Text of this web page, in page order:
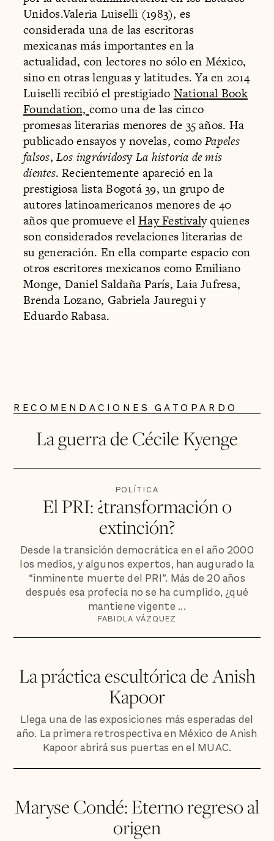
Unidos.Valeria Luiselli (1983), es
considerada una de las escritoras
mexicanas más importantes en la
actualidad, con lectores no sólo en México,
sino en otras lenguas y latitudes. Ya en 2014
Luiselli recibió el prestigiado National Book
Foundation, como una de las cinco
promesas literarias menores de 35 años. Ha
publicado ensayos y novelas, comoPapeles
falsos, Los ingrávidosyLa historia de mis
dientes. Recientemente apareció en la
prestigiosa lista Bogotá 39, un grupo de
autores latinoamericanos menores de 40
años que promueve elHay Festivaly quienes
son considerados revelaciones literarias de
su generación. En ella comparte espacio con
otros escritores mexicanos como Emiliano
Monge, Daniel Saldaña París, Laia Jufresa,
Brenda Lozano, Gabriela Jauregui y
Eduardo Rabasa.
RECOMENDACIONES GATOPARDO
La guerra de Cécile Kyenge
POLÍTICA
El PRI: ¿transformación o
extinción?
Desde la transición democrática en el año 2000
los medios, y algunos expertos, han augurado la
“inminente muerte del PRI”. Más de 20 años
después esa profecía no se ha cumplido, ¿qué
mantiene vigente ...
FABIOLA VÁZQUEZ
La práctica escultórica de Anish
Kapoor
Llega una de las exposiciones más esperadas del
año. La primera retrospectiva en México de Anish
Kapoor abrirá sus puertas en el MUAC.
Maryse Condé: Eterno regreso al
origen